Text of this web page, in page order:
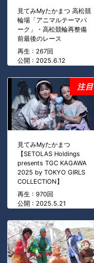
見てみMyたかまつ 高松競
輪場「アニマルテーマパ
ーク」・高松競輪再整備
前最後のレース
再生 : 267回
公開 : 2025.6.12
見てみMyたかまつ
【SETOLAS Holdings
presents TGC KAGAWA
2025 by TOKYO GIRLS
COLLECTION】
再生 : 970回
公開 : 2025.5.21
注目